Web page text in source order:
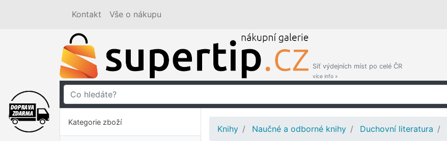
Kontakt Vše o nákupu
Síť výdejních míst po celé ČR
více info »
Kategorie zboží
Knihy Naučné a odborné knihy Duchovní literatura